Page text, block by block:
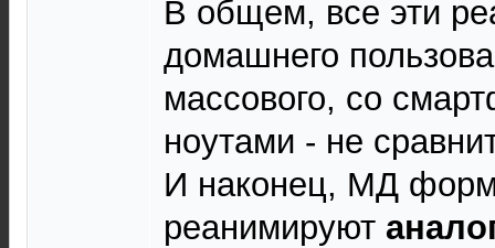
В общем, все эти
домашнего
массового, со
ноутами - не
И наконец, МД
реанимируют